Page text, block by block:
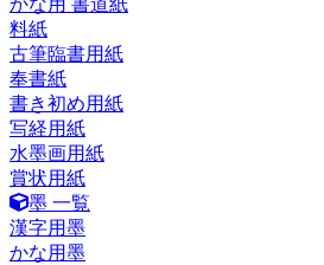
料紙
古筆臨書用紙
奉書紙
書き初め用紙
写経用紙
水墨画用紙
賞状用紙
墨 一覧
漢字用墨
かな用墨